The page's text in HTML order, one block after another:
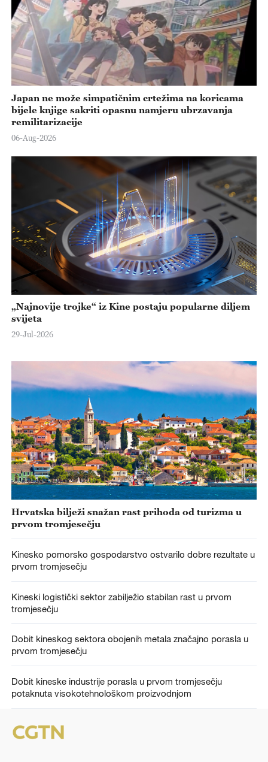
Japan ne može simpatičnim crtežima na koricama
bijele knjige sakriti opasnu namjeru ubrzavanja
remilitarizacije
06-Aug-2026
„Najnovije trojke“ iz Kine postaju popularne diljem
svijeta
29-Jul-2026
Hrvatska bilježi snažan rast prihoda od turizma u
prvom tromjesečju
Kinesko pomorsko gospodarstvo ostvarilo dobre rezultate u
prvom tromjesečju
Kineski logistički sektor zabilježio stabilan rast u prvom
tromjesečju
Dobit kineskog sektora obojenih metala značajno porasla u
prvom tromjesečju
Dobit kineske industrije porasla u prvom tromjesečju
potaknuta visokotehnološkom proizvodnjom